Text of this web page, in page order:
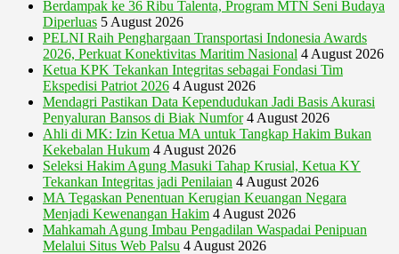
Berdampak ke 36 Ribu Talenta, Program MTN Seni Budaya
Diperluas 5 August 2026
PELNI Raih Penghargaan Transportasi Indonesia Awards
2026, Perkuat Konektivitas Maritim Nasional 4 August 2026
Ketua KPK Tekankan Integritas sebagai Fondasi Tim
Ekspedisi Patriot 2026 4 August 2026
Mendagri Pastikan Data Kependudukan Jadi Basis Akurasi
Penyaluran Bansos di Biak Numfor 4 August 2026
Ahli di MK: Izin Ketua MA untuk Tangkap Hakim Bukan
Kekebalan Hukum 4 August 2026
Seleksi Hakim Agung Masuki Tahap Krusial, Ketua KY
Tekankan Integritas jadi Penilaian 4 August 2026
MA Tegaskan Penentuan Kerugian Keuangan Negara
Menjadi Kewenangan Hakim 4 August 2026
Mahkamah Agung Imbau Pengadilan Waspadai Penipuan
Melalui Situs Web Palsu 4 August 2026